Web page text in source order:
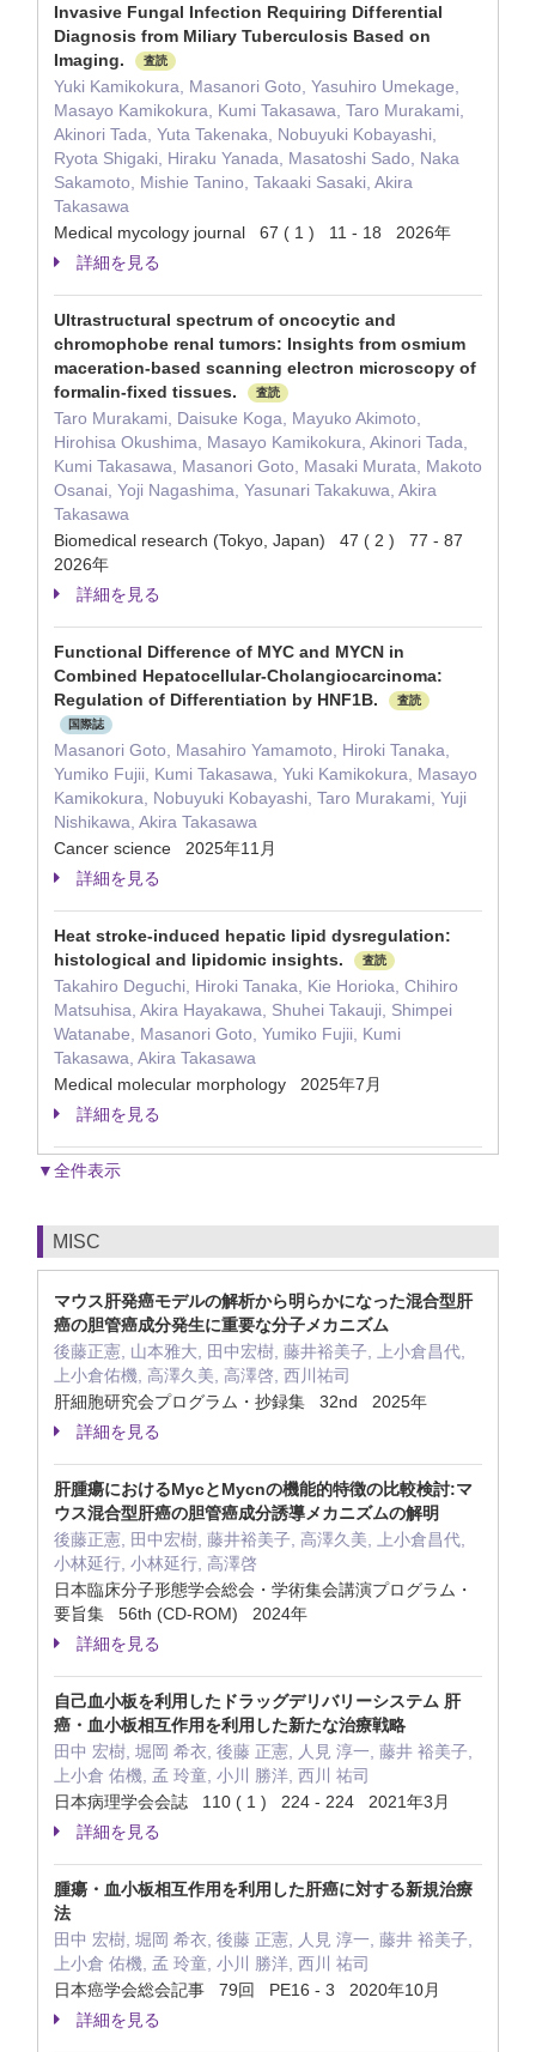
Invasive Fungal Infection Requiring Dif ferential
Diagnosis from Miliary Tuberculosis Based on
Imaging.
査読
Yuki Kamikokura, Masanori Goto, Yasuhiro Umekage,
Masayo Kamikokura, Kumi Takasawa, Taro Murakami,
Akinori Tada, Yuta Takenaka, Nobuyuki Kobayashi,
Ryota Shigaki, Hiraku Yanada, Masatoshi Sado, Naka
Sakamoto, Mishie Tanino, Takaaki Sasaki, Akira
Takasawa
Medical mycology journal 67 ( 1 ) 11 - 18 2026年
詳細を見る
Ultrastructural spectrum of oncocytic and
chromophobe renal tumors: Insights from osmium
maceration-based scanning electron microscopy of
formalin-fixed tissues.
査読
Taro Murakami, Daisuke Koga, Mayuko Akimoto,
Hirohisa Okushima, Masayo Kamikokura, Akinori Tada,
Kumi Takasawa, Masanori Goto, Masaki Murata, Makoto
Osanai, Yoji Nagashima, Yasunari Takakuwa, Akira
Takasawa
Biomedical research (Tokyo, Japan) 47 ( 2 ) 77 - 87
2026年
詳細を見る
Functional Difference of MYC and MYCN in
Combined Hepatocellular-Cholangiocarcinoma:
Regulation of Differentiation by HNF1B.
査読
国際誌
Masanori Goto, Masahiro Yamamoto, Hiroki Tanaka,
Yumiko Fujii, Kumi Takasawa, Yuki Kamikokura, Masayo
Kamikokura, Nobuyuki Kobayashi, Taro Murakami, Yuji
Nishikawa, Akira Takasawa
Cancer science 2025年11月
詳細を見る
Heat stroke-induced hepatic lipid dysregulation:
histological and lipidomic insights.
査読
Takahiro Deguchi, Hiroki Tanaka, Kie Horioka, Chihiro
Matsuhisa, Akira Hayakawa, Shuhei Takauji, Shimpei
Watanabe, Masanori Goto, Yumiko Fujii, Kumi
Takasawa, Akira Takasawa
Medical molecular morphology 2025年7月
詳細を見る
▼全件表示
MISC
マウス肝発癌モデルの解析から明らかになった混合型肝
癌の胆管癌成分発生に重要な分子メカニズム
後藤正憲, 山本雅大, 田中宏樹, 藤井裕美子, 上小倉昌代,
上小倉佑機, 高澤久美, 高澤啓, 西川祐司
肝細胞研究会プログラム・抄録集 32nd 2025年
詳細を見る
肝腫瘍におけるMycとMycnの機能的特徴の比較検討:マ
ウス混合型肝癌の胆管癌成分誘導メカニズムの解明
後藤正憲, 田中宏樹, 藤井裕美子, 高澤久美, 上小倉昌代,
小林延行, 小林延行, 高澤啓
日本臨床分子形態学会総会・学術集会講演プログラム・
要旨集 56th (CD-ROM) 2024年
詳細を見る
自己血小板を利用したドラッグデリバリーシステム 肝
癌・血小板相互作用を利用した新たな治療戦略
田中 宏樹, 堀岡 希衣, 後藤 正憲, 人見 淳一, 藤井 裕美子,
上小倉 佑機, 孟 玲童, 小川 勝洋, 西川 祐司
日本病理学会会誌 110 ( 1 ) 224 - 224 2021年3月
詳細を見る
腫瘍・血小板相互作用を利用した肝癌に対する新規治療
法
田中 宏樹, 堀岡 希衣, 後藤 正憲, 人見 淳一, 藤井 裕美子,
上小倉 佑機, 孟 玲童, 小川 勝洋, 西川 祐司
日本癌学会総会記事 79回 PE16 - 3 2020年10月
詳細を見る